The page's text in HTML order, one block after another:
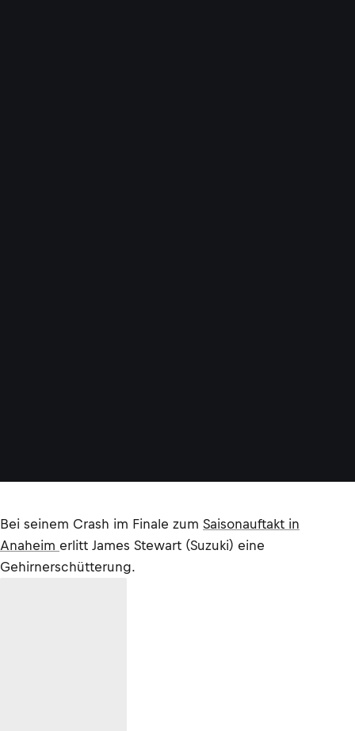
Bei seinem Crash im Finale zum Saisonauftakt in
Anaheim erlitt James Stewart (Suzuki) eine
Gehirnerschütterung.